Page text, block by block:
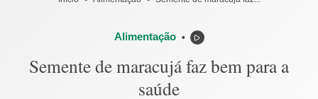
Alimentação ⬤
Semente de maracujá faz bem para a
saúde